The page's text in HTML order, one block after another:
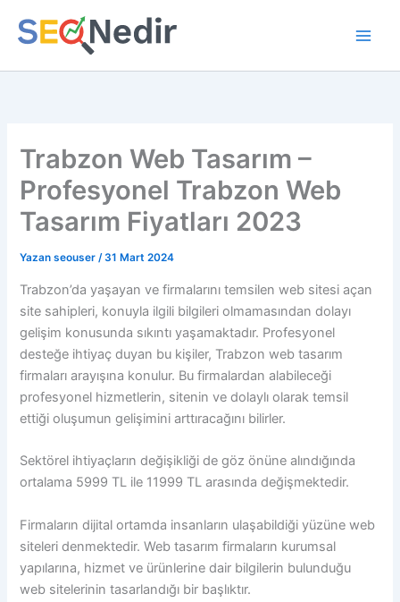
atla
Trabzon Web Tasarım –
Profesyonel Trabzon Web
Tasarım Fiyatları 2023
Yazan seouser/31 Mart 2024
Trabzon’da yaşayan ve firmalarını temsilen web sitesi açan
site sahipleri, konuyla ilgili bilgileri olmamasından dolayı
gelişim konusunda sıkıntı yaşamaktadır. Profesyonel
desteğe ihtiyaç duyan bu kişiler, Trabzon web tasarım
firmaları arayışına konulur. Bu firmalardan alabileceği
profesyonel hizmetlerin, sitenin ve dolaylı olarak temsil
ettiği oluşumun gelişimini arttıracağını bilirler.
Sektörel ihtiyaçların değişikliği de göz önüne alındığında
ortalama 5999 TL ile 11999 TL arasında değişmektedir.
Firmaların dijital ortamda insanların ulaşabildiği yüzüne web
siteleri denmektedir. Web tasarım firmaların kurumsal
yapılarına, hizmet ve ürünlerine dair bilgilerin bulunduğu
web sitelerinin tasarlandığı bir başlıktır.